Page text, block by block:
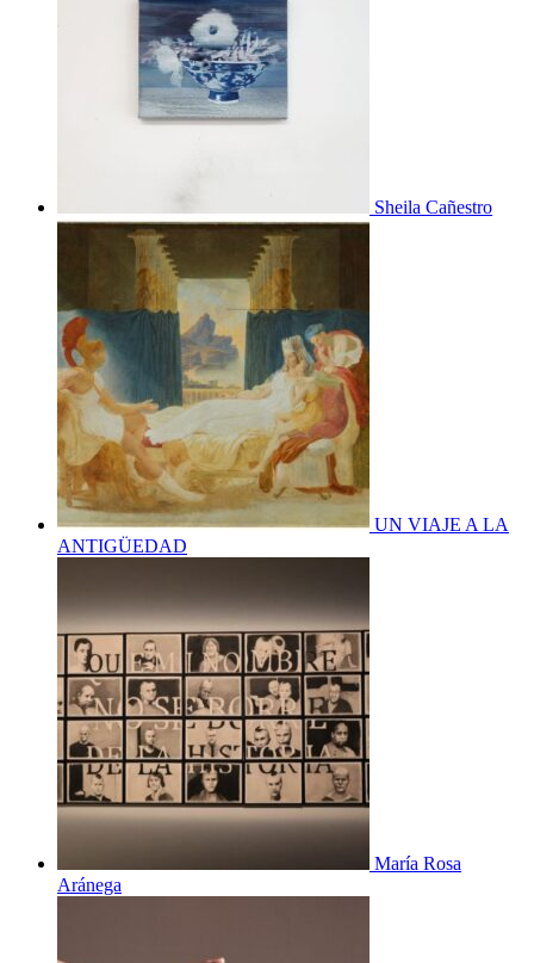
Sheila Cañestro
UN VIAJE A LA
ANTIGÜEDAD
María Rosa
Aránega